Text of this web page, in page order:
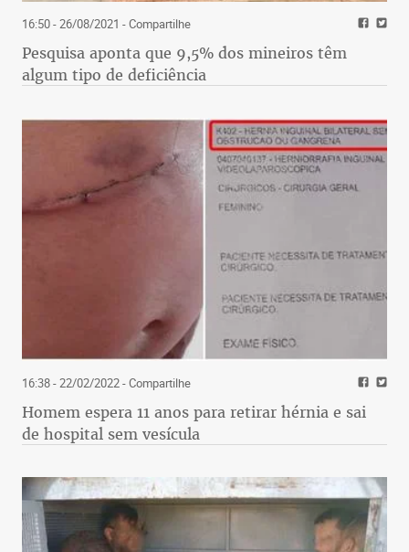
16:50 - 26/08/2021 - Compartilhe
Pesquisa aponta que 9,5% dos mineiros têm
algum tipo de deficiência
16:38 - 22/02/2022- Compartilhe
Homem espera 11 anos para retirar hérnia e sai
de hospital sem vesícula